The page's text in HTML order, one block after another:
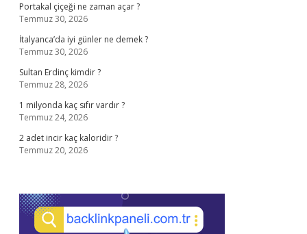
Portakal çiçeği ne zaman açar ?
Temmuz 30, 2026
İtalyanca’da iyi günler ne demek ?
Temmuz 30, 2026
Sultan Erdinç kimdir ?
Temmuz 28, 2026
1 milyonda kaç sıfır vardır ?
Temmuz 24, 2026
2 adet incir kaç kaloridir ?
Temmuz 20, 2026